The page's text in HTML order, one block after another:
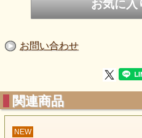
その深い音色は 耳か
身体に振動
今回は お部屋に置いても
リスタルシンギ
片手に乗る
音階がいい加減なクリスタ
ので
クロアイでしっかりとチェ
お問い合わせ
関連商品
NEW